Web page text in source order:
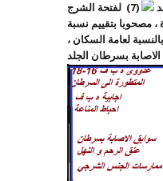
(7)
لفتحة الشرج
، مصحوبا بتقييم نسبة
لعامة السكان ،
بسرطان الجلد